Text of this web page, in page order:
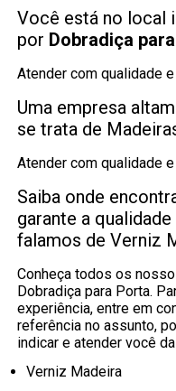
Você está no local
por Dobradiça
Atender com qualidade
Uma empresa
se trata de
Atender com qualidade
Saiba onde
garante a
falamos de Verniz
Conheça todos os
Dobradiça para Porta.
experiência, entre em
referência no assunto,
indicar e atender você
Verniz Madeira